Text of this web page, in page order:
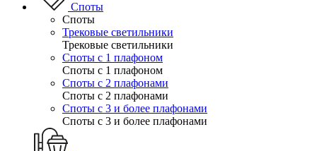
Споты
Споты
Трековые светильники
Трековые светильники
Споты с 1 плафоном
Споты с 1 плафоном
Споты с 2 плафонами
Споты с 2 плафонами
Споты с 3 и более плафонами
Споты с 3 и более плафонами